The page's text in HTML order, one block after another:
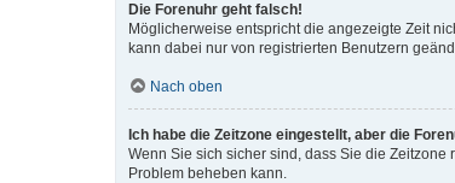
Die Forenuhr geht falsch!
Möglicherweise entspricht die angezeigte Zeit
kann dabei nur von registrierten Benutzern
Nach oben
Ich habe die Zeitzone eingestellt, aber die
Wenn Sie sich sicher sind, dass Sie die
Problem beheben kann.